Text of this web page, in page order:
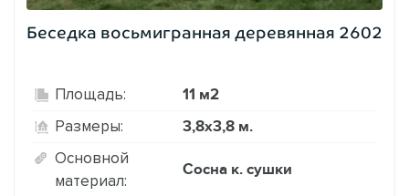
Беседка восьмигранная деревянная 2602
Площадь: 11 м2
Размеры: 3,8х3,8 м.
Основной
материал:
Сосна к. сушки